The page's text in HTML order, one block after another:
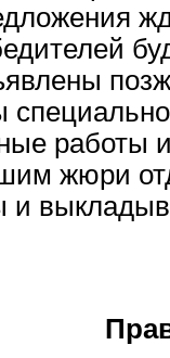
работы
жюри
и